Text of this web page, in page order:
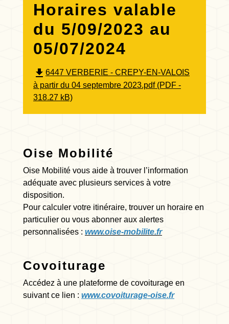
Horaires valable
du 5/09/2023 au
05/07/2024
file_download 6447 VERBERIE - CREPY-EN-VALOIS
à partir du 04 septembre 2023.pdf (PDF -
318.27 kB)
Oise Mobilité
Oise Mobilité vous aide à trouver l’information
adéquate avec plusieurs services à votre
disposition.
Pour calculer votre itinéraire, trouver un horaire en
particulier ou vous abonner aux alertes
personnalisées : www.oise-mobilite.fr
Covoiturage
Accédez à une plateforme de covoiturage en
suivant ce lien : www.covoiturage-oise.fr